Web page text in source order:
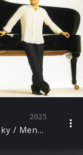
2025
Tchaikovsky / Mendelssohn: First Piano Concertos